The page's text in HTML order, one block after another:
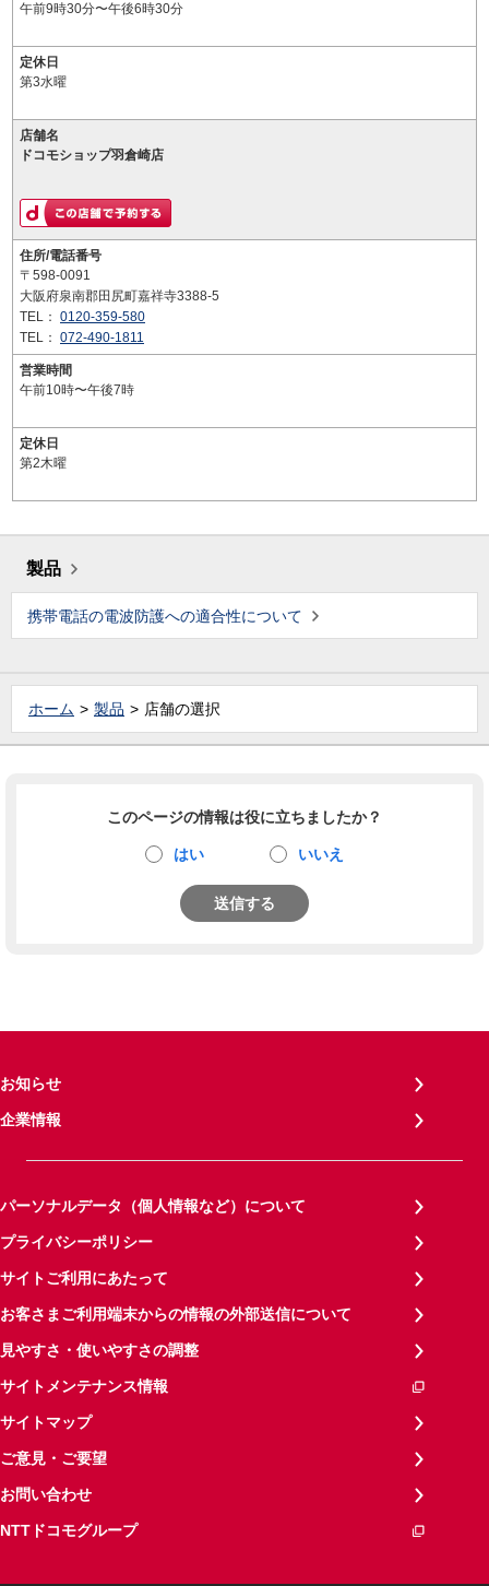
午前9時30分〜午後6時30分
定休日
第3水曜
店舗名
ドコモショップ羽倉崎店
住所/電話番号
〒598-0091
大阪府泉南郡田尻町嘉祥寺3388-5
TEL： 0120-359-580
TEL： 072-490-1811
営業時間
午前10時〜午後7時
定休日
第2木曜
製品
携帯電話の電波防護への適合性について
ホーム 製品 店舗の選択
このページの情報は役に立ちましたか？
はい いいえ
送信する
お知らせ
企業情報
パーソナルデータ（個人情報など）について
プライバシーポリシー
サイトご利用にあたって
お客さまご利用端末からの情報の外部送信について
見やすさ・使いやすさの調整
サイトメンテナンス情報
サイトマップ
ご意見・ご要望
お問い合わせ
NTTドコモグループ